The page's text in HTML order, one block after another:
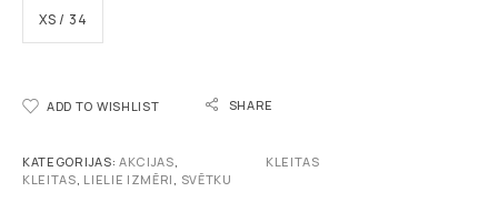
XS / 34
ADD TO WISHLIST SHARE
KATEGORIJAS: AKCIJAS
KLEITAS LIELIE IZMĒRI SVĒTKU
KLEITAS